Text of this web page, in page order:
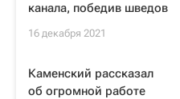
канала, победив шведов
16 декабря 2021
Каменский рассказал
об огромной работе